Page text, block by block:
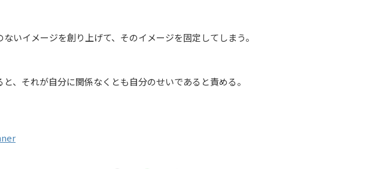
いイメージを創り上げて、そのイメージを固定してしまう。
、それが自分に関係なくとも自分のせいであると責める。